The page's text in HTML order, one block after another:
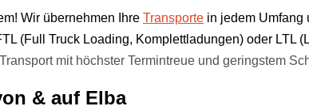
Wir übernehmen Ihre Transporte in jedem Umfang
(Full Truck Loading, Komplettladungen) oder
Transport mit höchster Termintreue und geringstem
& auf Elba